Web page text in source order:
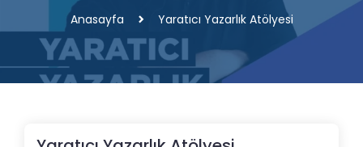
Anasayfa Yaratıcı Yazarlık Atölyesi